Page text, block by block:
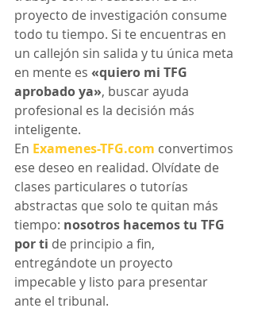
proyecto de investigación consume
todo tu tiempo. Si te encuentras en
un callejón sin salida y tu única meta
en mente es «quiero mi TFG
aprobado ya», buscar ayuda
profesional es la decisión más
inteligente.
En Examenes-TFG.com convertimos
ese deseo en realidad. Olvídate de
clases particulares o tutorías
abstractas que solo te quitan más
tiempo: nosotros hacemos tu TFG
por ti de principio a fin,
entregándote un proyecto
impecable y listo para presentar
ante el tribunal.